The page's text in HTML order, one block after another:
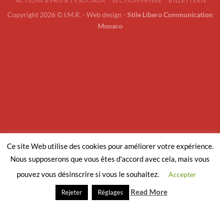
Copyright 2026 © I.M.R. - Web design - Stile Libero Communication
Monaco
Ce site Web utilise des cookies pour améliorer votre expérience.
Nous supposerons que vous êtes d'accord avec cela, mais vous
pouvez vous désinscrire si vous le souhaitez.
Accepter
Rejeter Réglages Read More